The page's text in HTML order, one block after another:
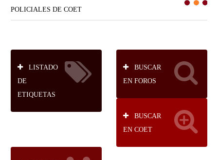
POLICIALES DE COET
LISTADO
DE
ETIQUETAS
BUSCAR
EN FOROS
BUSCAR
EN COET